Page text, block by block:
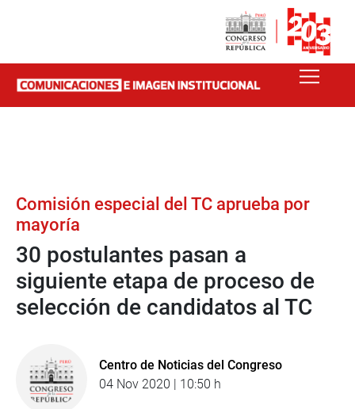
Comisión especial del TC aprueba por
mayoría
30 postulantes pasan a
siguiente etapa de proceso de
selección de candidatos al TC
Centro de Noticias del Congreso
04 Nov 2020 | 10:50 h